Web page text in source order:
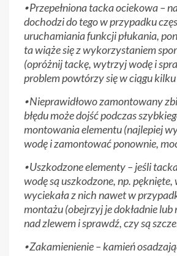
⦁ Przepełniona tacka ociekowa –
dochodzi do tego w przypadku
uruchamiania funkcji płukania,
ta wiąże się z wykorzystaniem
(opróżnij tackę, wytrzyj wodę i
problem powtórzy się w ciągu kilku
⦁ Nieprawidłowo zamontowany
błędu może dojść podczas
montowania elementu (najlepiej
wodę i zamontować ponownie,
⦁ Uszkodzone elementy – jeśli
wodę są uszkodzone, np. pęknięte,
wyciekała z nich nawet w
montażu (obejrzyj je dokładnie lub
nad zlewem i sprawdź, czy są
⦁ Zakamienienie – kamień